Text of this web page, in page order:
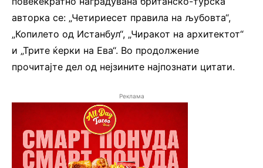
авторка се: „Четириесет правила на љубовта“,
„Копилето од Истанбул“, „Чиракот на архитектот“
и „Трите ќерки на Ева“. Во продолжение
прочитајте дел од нејзините најпознати цитати.
Реклама